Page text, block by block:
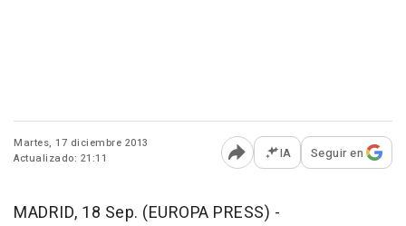
Martes, 17 diciembre 2013
Actualizado: 21:11
Abrir opciones para
IA Seguir en
MADRID, 18 Sep. (EUROPA PRESS) -